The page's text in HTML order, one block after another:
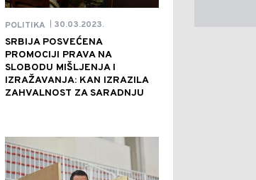
POLITIKA 30.03.2023.
SRBIJA POSVEĆENA
PROMOCIJI PRAVA NA
SLOBODU MIŠLJENJA I
IZRAŽAVANJA: KAN IZRAZILA
ZAHVALNOST ZA SARADNJU